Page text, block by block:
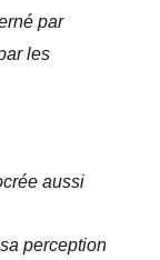
par
les
aussi
perception